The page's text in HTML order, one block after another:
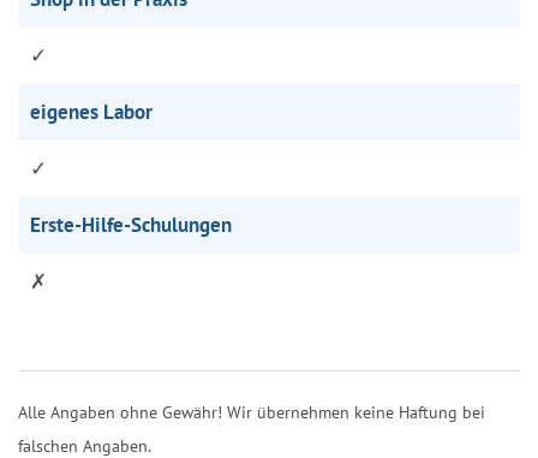
✓
eigenes Labor
✓
Erste-Hilfe-Schulungen
✗
Alle Angaben ohne Gewähr! Wir übernehmen keine Haftung bei
falschen Angaben.